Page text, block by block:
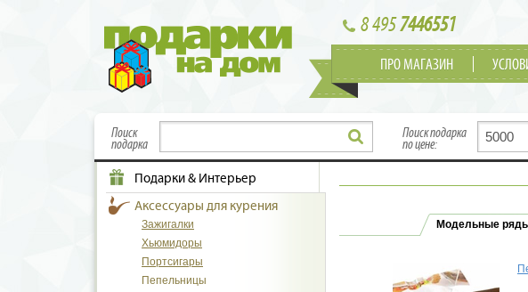
8 4957446551
ПРО МАГАЗИН
Поиск
подарка
Поиск подарка
по цене:
Подарки & Интерьер
Аксессуары для курения
Зажигалки
Хьюмидоры
Портсигары
Пепельницы
Модельные